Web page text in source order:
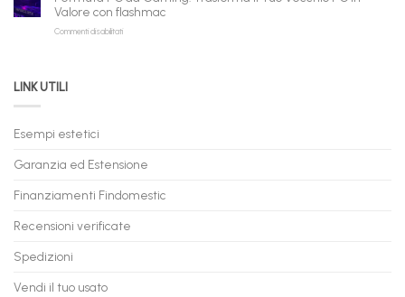
Ricondizionati,
Spedizione
a
Rate
Online:
anche
a
Valore con flashmac
Commenti disabilitatisu
in
con
LINK UTILI
Esempi estetici
Garanzia ed Estensione
Finanziamenti Findomestic
Recensioni verificate
Spedizioni
Vendi il tuo usato